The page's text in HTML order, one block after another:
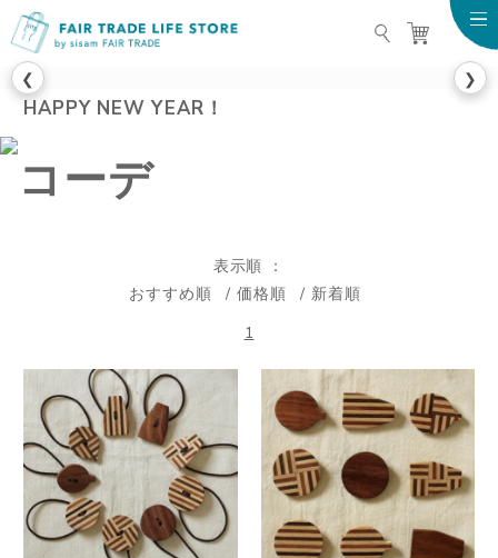
FAIR TRADE LIFE
❮ ❯
HAPPY NEW YEAR！
表示順
おすすめ順
価格順
新着順
1